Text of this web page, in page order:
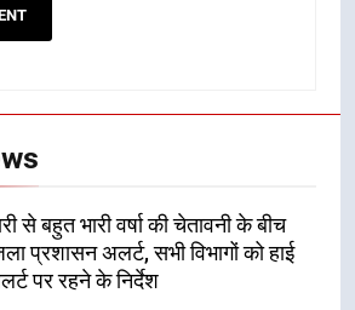
से बहुत भारी वर्षा की चेतावनी के बीच
प्रशासन अलर्ट, सभी विभागों को हाई
पर रहने के निर्देश